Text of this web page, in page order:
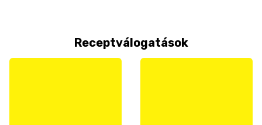
Receptválogatások